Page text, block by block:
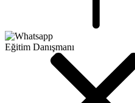
Eğitim Danışmanı